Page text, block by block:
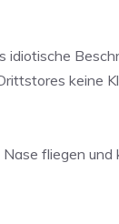
idiotische
keine
fliegen